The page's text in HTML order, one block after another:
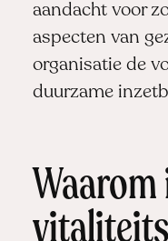
aandacht voor
aspecten van
organisatie de
duurzame